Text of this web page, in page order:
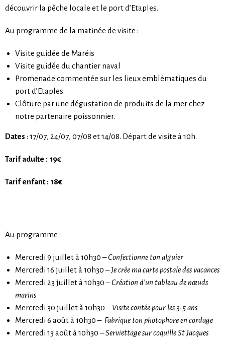
découvrir la pêche locale et le port d’Etaples.
Au programme de la matinée de visite :
Visite guidée de Maréis
Visite guidée du chantier naval
Promenade commentée sur les lieux emblématiques du
port d’Etaples.
Clôture par une dégustation de produits de la mer chez
notre partenaire poissonnier.
Dates : 17/07, 24/07, 07/08 et 14/08. Départ de visite à 10h.
Tarif adulte : 19€
Tarif enfant : 18€
Au programme :
Mercredi 9 juillet à 10h30 –Confectionne ton alguier
Mercredi 16 juillet à 10h30 –Je crée ma carte postale des vacances
Mercredi 23 juillet à 10h30 –Création d’un tableau de nœuds
marins
Mercredi 30 juillet à 10h30 –Visite contée pour les 3-5 ans
Mercredi 6 août à 10h30 – Fabrique ton photophore en cordage
Mercredi 13 août à 10h30 –Serviettage sur coquille St Jacques